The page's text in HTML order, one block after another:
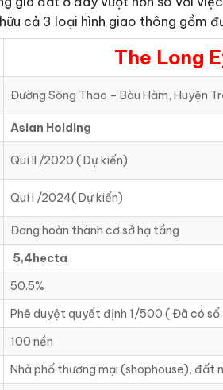
cả 3 loại hình giao thông gồm
The Long
Đường Sông Thao – Bàu Hàm, Huyện
Asian Holding
Quí II /2020 ( Dự kiến)
Quí I /2024( Dự kiến)
Đang hoàn thành cơ sở hạ tầng
5,4hecta
50.5%
Phê duyệt quyết định 1/500 ( Đã có sổ
100 nền
Nhà phố thương mại (shophouse), đất